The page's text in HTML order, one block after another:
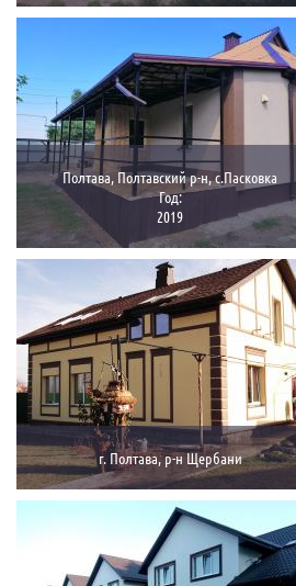
Полтава, Полтавский р-н, с.Пасковка
Год:
2019
г. Полтава, р-н Щербани